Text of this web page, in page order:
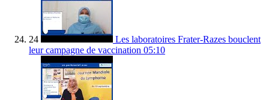
24
Les laboratoires Frater-Razes bouclent
leur campagne de vaccination 05:10